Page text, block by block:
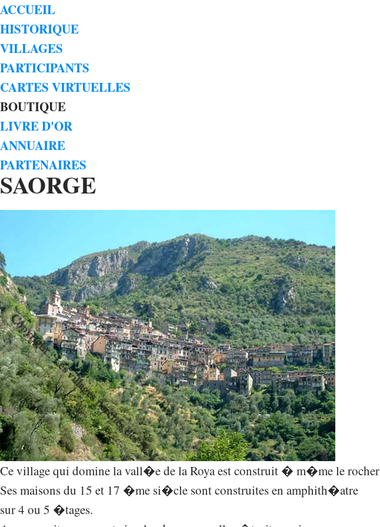
ACCUEIL
HISTORIQUE
VILLAGES
PARTICIPANTS
CARTES VIRTUELLES
BOUTIQUE
LIVRE D'OR
ANNUAIRE
PARTENAIRES
SAORGE
Ce village qui domine la vall�e de la Roya est construit � m�me le rocher
Ses maisons du 15 et 17 �me si�cle sont construites en amphith�atre
sur 4 ou 5 �tages.